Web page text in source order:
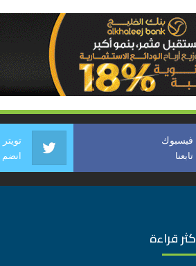
فيسبوك
تابعنا
تويتر
انضم
قراءة